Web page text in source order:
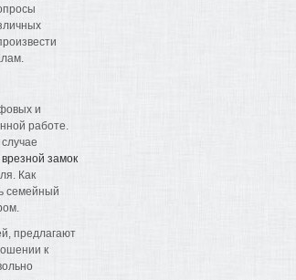
и
работе.
врезной замок
Как
семейный
предлагают
к